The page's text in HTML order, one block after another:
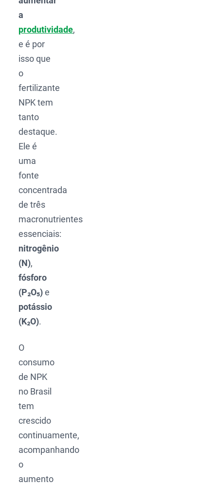
a
produtividade,
e é por
isso que
o
fertilizante
NPK tem
tanto
destaque.
Ele é
uma
fonte
concentrada
de três
macronutrientes
essenciais:
nitrogênio
(N),
fósforo
(P₂O₅)e
potássio
(K₂O).
O
consumo
de NPK
no Brasil
tem
crescido
continuamente,
acompanhando
o
aumento